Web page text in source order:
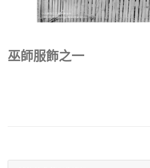
巫師服飾之一